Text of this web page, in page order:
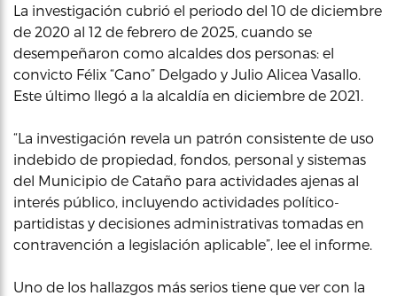
La investigación cubrió el periodo del 10 de diciembre
de 2020 al 12 de febrero de 2025, cuando se
desempeñaron como alcaldes dos personas: el
convicto Félix “Cano” Delgado y Julio Alicea Vasallo.
Este último llegó a la alcaldía en diciembre de 2021.
“La investigación revela un patrón consistente de uso
indebido de propiedad, fondos, personal y sistemas
del Municipio de Cataño para actividades ajenas al
interés público, incluyendo actividades político-
partidistas y decisiones administrativas tomadas en
contravención a legislación aplicable”, lee el informe.
Uno de los hallazgos más serios tiene que ver con la